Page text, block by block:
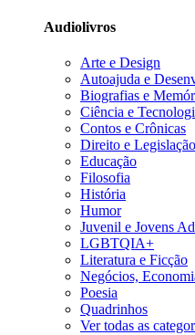
Audiolivros
Arte e Design
Autoajuda e
Biografias e
Ciência e
Contos e Crônicas
Direito e Legislação
Educação
Filosofia
História
Humor
Juvenil e Jovens
LGBTQIA+
Literatura e Ficção
Negócios,
Poesia
Quadrinhos
Ver todas as